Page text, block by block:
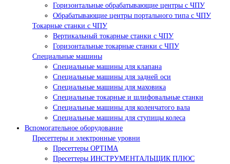
Горизонтальные обрабатывающие центры с ЧПУ
Обрабатывающие центры портального типа с ЧПУ
Токарные станки с ЧПУ
Вертикальный токарные станки с ЧПУ
Горизонтальные токарные станки с ЧПУ
Специальные машины
Специальные машины для клапана
Специальные машины для задней оси
Специальные машины для маховика
Специальные токарные и шлифовальные станки
Специальные машины для коленчатого вала
Специальные машины для ступицы колеса
Вспомогательное оборудование
Пресеттеры и электронные уровни
Пресеттеры OPTIMA
Пресеттеры ИНСТРУМЕНТАЛЬЩИК ПЛЮС